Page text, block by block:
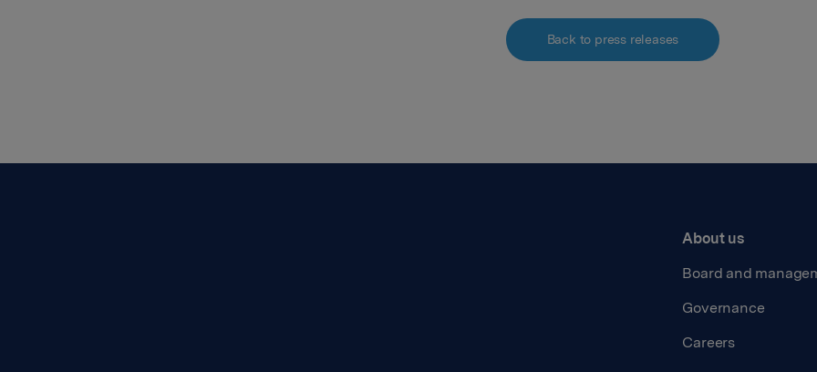
Back to press releases
About us
Board and
Governance
Careers